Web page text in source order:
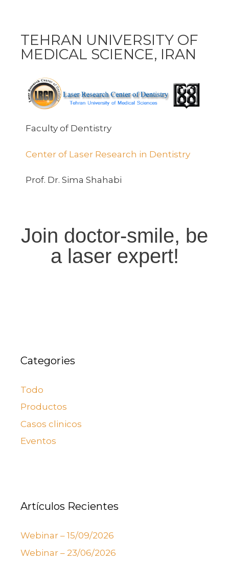
TEHRAN UNIVERSITY OF
MEDICAL SCIENCE, IRAN
Faculty of Dentistry
Center of Laser Research in Dentistry
Prof. Dr. Sima Shahabi
Join doctor-smile, be
a laser expert!
Categories
Todo
Productos
Casos clinicos
Eventos
Artículos Recientes
Webinar – 15/09/2026
Webinar – 23/06/2026